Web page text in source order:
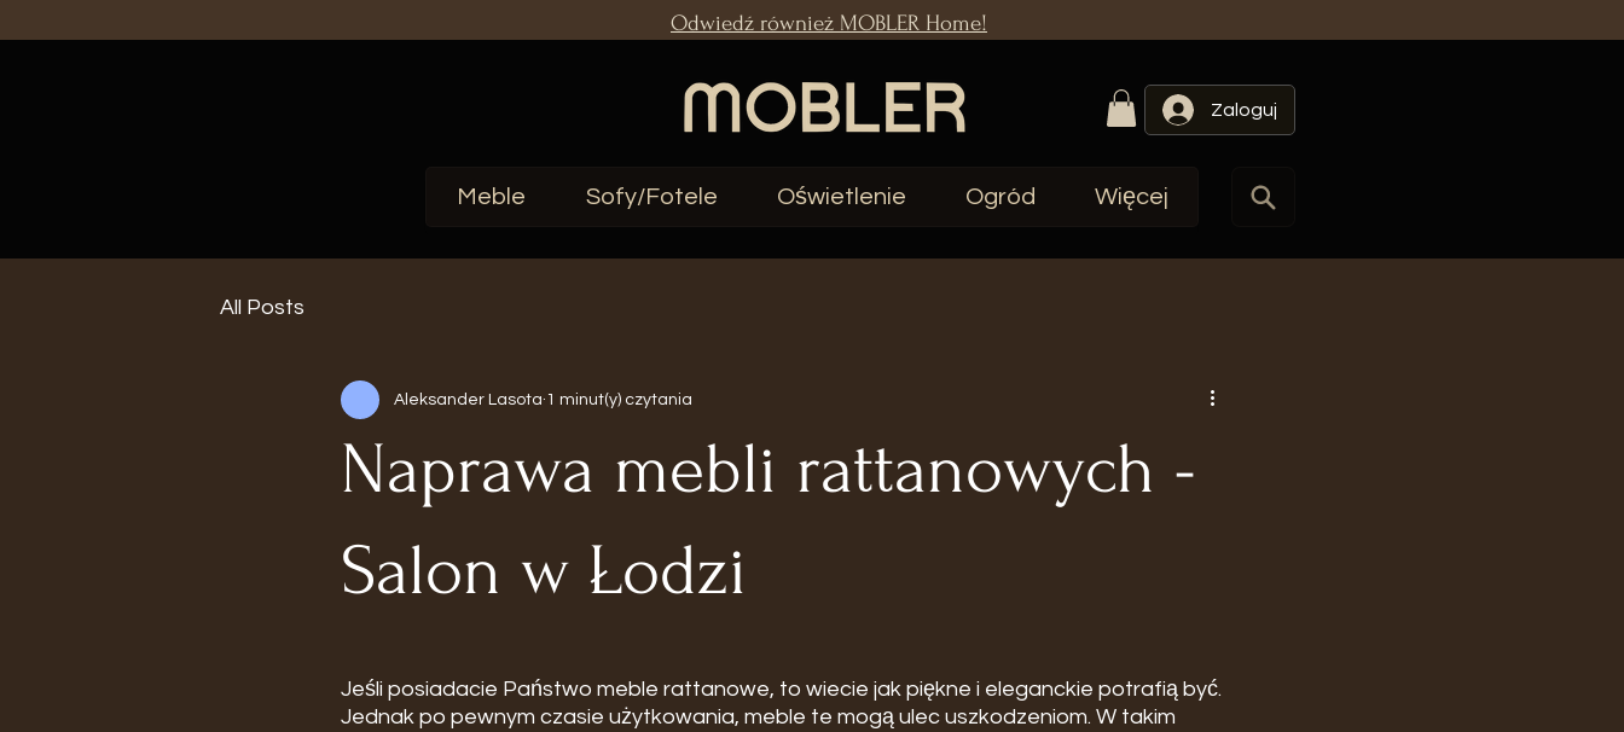
Odwiedź również MOBLER Home!
Zaloguj
Meble Sofy/Fotele Oświetlenie Ogród Więcej
All Posts
Naprawa mebli rattanowych -
Salon w Łodzi
Aleksander Lasota 1 minut(y) czytania
Jeśli posiadacie Państwo meble rattanowe, to wiecie jak piękne i eleganckie potrafią być.
Jednak po pewnym czasie użytkowania, meble te mogą ulec uszkodzeniom. W takim